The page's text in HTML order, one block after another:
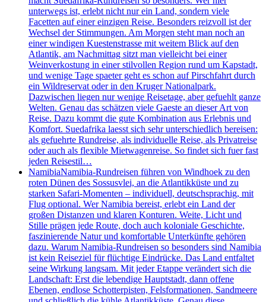
unterwegs ist, erlebt nicht nur ein Land, sondern viele
Facetten auf einer einzigen Reise. Besonders reizvoll ist der
Wechsel der Stimmungen. Am Morgen steht man noch an
einer windigen Kuestenstrasse mit weitem Blick auf den
Atlantik, am Nachmittag sitzt man vielleicht bei einer
Weinverkostung in einer stilvollen Region rund um Kapstadt,
und wenige Tage spaeter geht es schon auf Pirschfahrt durch
ein Wildreservat oder in den Kruger Nationalpark.
Dazwischen liegen nur wenige Reisetage, aber gefuehlt ganze
Welten. Genau das schätzen viele Gaeste an dieser Art von
Reise. Dazu kommt die gute Kombination aus Erlebnis und
Komfort. Suedafrika laesst sich sehr unterschiedlich bereisen:
als gefuehrte Rundreise, als individuelle Reise, als Privatreise
oder auch als flexible Mietwagenreise. So findet sich fuer fast
jeden Reisestil…
NamibiaNamibia-Rundreisen führen von Windhoek zu den
roten Dünen des Sossusvlei, an die Atlantikküste und zu
starken Safari-Momenten – individuell, deutschsprachig, mit
Flug optional. Wer Namibia bereist, erlebt ein Land der
großen Distanzen und klaren Konturen. Weite, Licht und
Stille prägen jede Route, doch auch koloniale Geschichte,
faszinierende Natur und komfortable Unterkünfte gehören
dazu. Warum Namibia-Rundreisen so besonders sind Namibia
ist kein Reiseziel für flüchtige Eindrücke. Das Land entfaltet
seine Wirkung langsam. Mit jeder Etappe verändert sich die
Landschaft: Erst die lebendige Hauptstadt, dann offene
Ebenen, endlose Schotterpisten, Felsformationen, Sandmeere